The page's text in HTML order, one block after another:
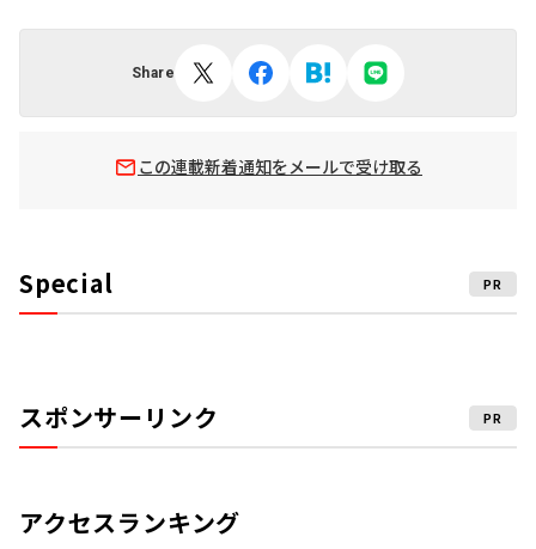
Share
この連載新着通知をメールで受け取る
Special PR
スポンサーリンク PR
アクセスランキング